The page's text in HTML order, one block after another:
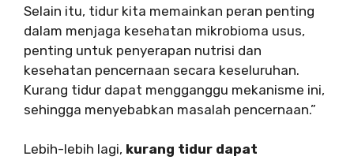
Selain itu, tidur kita memainkan peran penting
dalam menjaga kesehatan mikrobioma usus,
penting untuk penyerapan nutrisi dan
kesehatan pencernaan secara keseluruhan.
Kurang tidur dapat mengganggu mekanisme ini,
sehingga menyebabkan masalah pencernaan.”
Lebih-lebih lagi, kurang tidur dapat